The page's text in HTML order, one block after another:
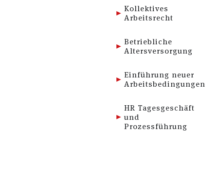
Kollektives
Arbeitsrecht
Betriebliche
Altersversorgung
Einführung neuer
Arbeitsbedingungen
HR Tagesgeschäft
und
Prozessführung